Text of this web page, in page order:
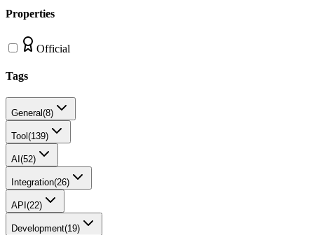
Properties
Official
Tags
General(8)
Tool (139)
AI (52)
Integration(26)
API (22)
Development(19)